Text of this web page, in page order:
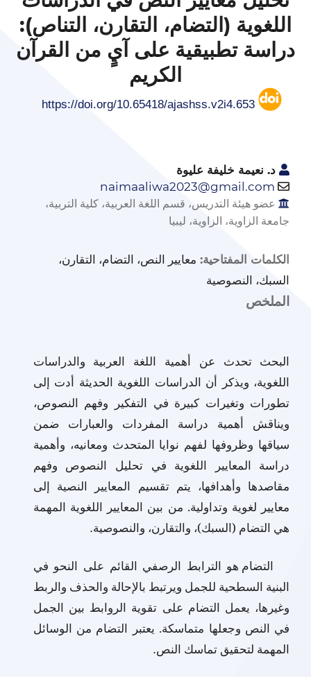
اللغوية (التضام، التقارن، التناص):
دراسة تطبيقية على آيٍ من القرآن
الكريم
https://doi.org/10.65418/ajashss.v2i4.653
د‌. نعيمة خليفة عليوة
naimaaliwa2023@gmail.com
عضو هيئة التدريس، قسم اللغة العربية، كلية التربية،
جامعة الزاوية، الزاوية، ليبيا
الكلمات المفتاحية: معايير النص، التضام، التقارن،
السبك، النصوصية
الملخص
البحث تحدث عن أهمية اللغة العربية والدراسات
اللغوية، ويذكر أن الدراسات اللغوية الحديثة أدت إلى
تطورات وتغيرات كبيرة في التفكير وفهم النصوص،
ويناقش أهمية دراسة المفردات والعبارات ضمن
سياقها وظروفها لفهم نوايا المتحدث ومعانيه، وأهمية
دراسة المعايير اللغوية في تحليل النصوص وفهم
مقاصدها وأهدافها، يتم تقسيم المعايير النصية إلى
معايير لغوية وتداولية. من بين المعايير اللغوية المهمة
هي التضام (السبك)، والتقارن، والنصوصية.
التضام هو الترابط الرصفي القائم على النحو في
البنية السطحية للجمل ويرتبط بالإحالة والحذف والربط
وغيرها، يعمل التضام على تقوية الروابط بين الجمل
في النص وجعلها متماسكة. يعتبر التضام من الوسائل
المهمة لتحقيق تماسك النص.